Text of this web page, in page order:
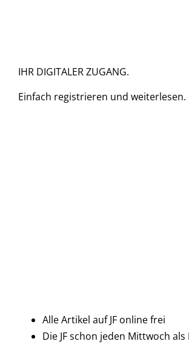
IHR DIGITALER ZUGANG.
Einfach registrieren und weiterlesen.
Alle Artikel auf JF online frei
Die JF schon jeden Mittwoch als